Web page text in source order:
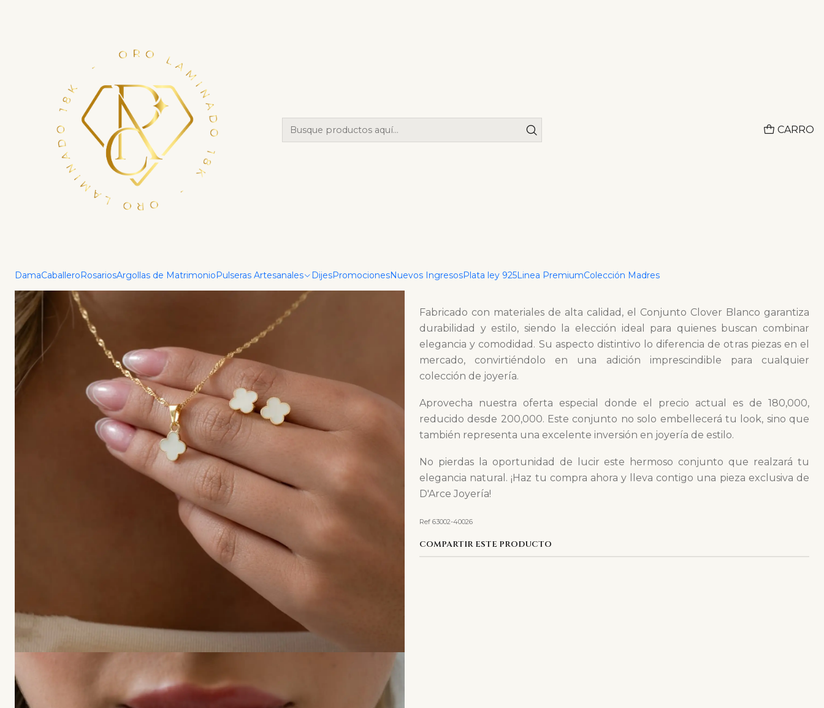
CARRO
DamaCaballeroRosariosArgollas de MatrimonioPulseras Artesanales DijesPromocionesNuevos IngresosPlata ley 925Linea PremiumColección Madres
Cm
cm y un largo de 45 cm, es perfecto para cualquier ocasión, desde eventos
Fabricado con materiales de alta calidad, el Conjunto Clover Blanco garantiza
durabilidad y estilo, siendo la elección ideal para quienes buscan combinar
elegancia y comodidad. Su aspecto distintivo lo diferencia de otras piezas en el
mercado, convirtiéndolo en una adición imprescindible para cualquier
colección de joyería.
Aprovecha nuestra oferta especial donde el precio actual es de 180,000,
reducido desde 200,000. Este conjunto no solo embellecerá tu look, sino que
también representa una excelente inversión en joyería de estilo.
No pierdas la oportunidad de lucir este hermoso conjunto que realzará tu
elegancia natural. ¡Haz tu compra ahora y lleva contigo una pieza exclusiva de
D'Arce Joyería!
Ref 63002-40026
COMPARTIR ESTE PRODUCTO